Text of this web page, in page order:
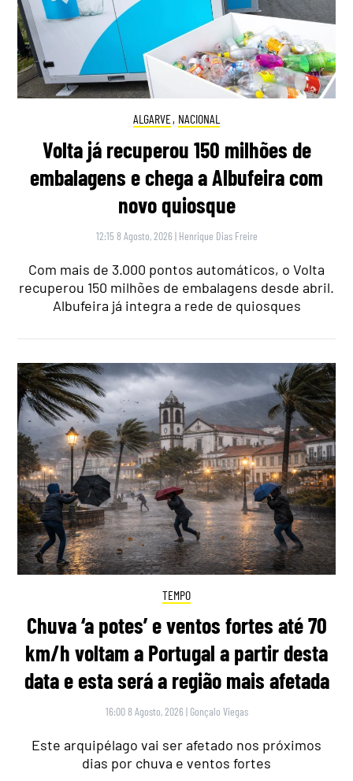
ALGARVE, NACIONAL
Volta já recuperou 150 milhões de
embalagens e chega a Albufeira com
novo quiosque
12:15 8 Agosto, 2026 | Henrique Dias Freire
Com mais de 3.000 pontos automáticos, o Volta
recuperou 150 milhões de embalagens desde abril.
Albufeira já integra a rede de quiosques
TEMPO
Chuva ‘a potes’ e ventos fortes até 70
km/h voltam a Portugal a partir desta
data e esta será a região mais afetada
16:00 8 Agosto, 2026 | Gonçalo Viegas
Este arquipélago vai ser afetado nos próximos
dias por chuva e ventos fortes